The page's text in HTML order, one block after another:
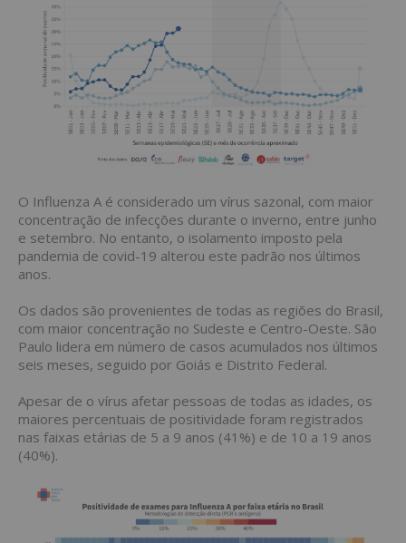
O Influenza A é considerado um vírus sazonal, com maior
concentração de infecções durante o inverno, entre junho
e setembro. No entanto, o isolamento imposto pela
pandemia de covid-19 alterou este padrão nos últimos
anos.
Os dados são provenientes de todas as regiões do Brasil,
com maior concentração no Sudeste e Centro-Oeste. São
Paulo lidera em número de casos acumulados nos últimos
seis meses, seguido por Goiás e Distrito Federal.
Apesar de o vírus afetar pessoas de todas as idades, os
maiores percentuais de positividade foram registrados
nas faixas etárias de 5 a 9 anos (41%) e de 10 a 19 anos
(40%).